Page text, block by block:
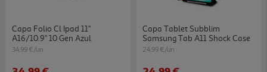
Capa Folio Cl Ipad 11"
A16/10.9" 10 Gen Azul
34.99 €/un
Capa Tablet Subblim
Samsung Tab A11 Shock Case
24.99 €/un